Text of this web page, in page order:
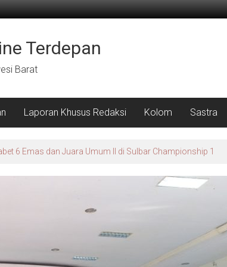
Terdepan
Barat
Laporan Khusus Redaksi Kolom Sastra
Lomba Literasi dan Peringati Hari Anak di Desa Kuajang